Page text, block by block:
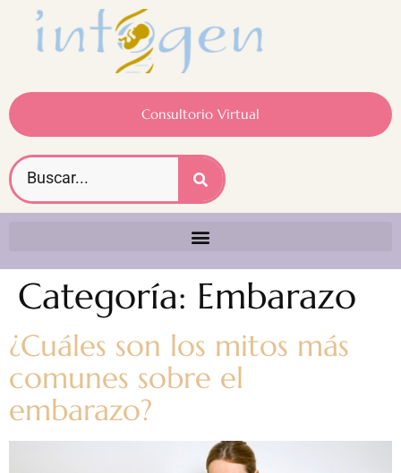
Consultorio Virtual
Categoría: Embarazo
¿Cuáles son los mitos más
comunes sobre el
embarazo?